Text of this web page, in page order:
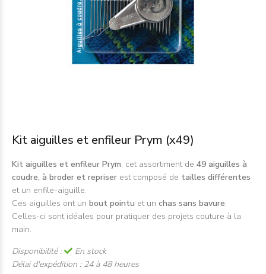
Kit aiguilles et enfileur Prym (x49)
Kit aiguilles et enfileur Prym, cet assortiment de 49 aiguilles à
coudre, à broder et repriser est composé de tailles différentes
et un enfile-aiguille.
Ces aiguilles ont un bout pointu et un chas sans bavure.
Celles-ci sont idéales pour pratiquer des projets couture à la
main.
Disponibilité :
En stock
Délai d'expédition : 24 à 48 heures